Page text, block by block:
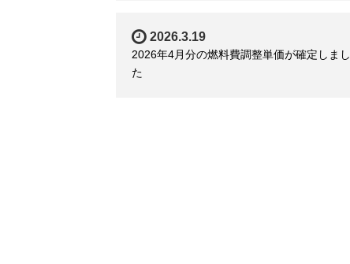
2026.3.19
2026年4月分の燃料費調整単価が確定しまし
た